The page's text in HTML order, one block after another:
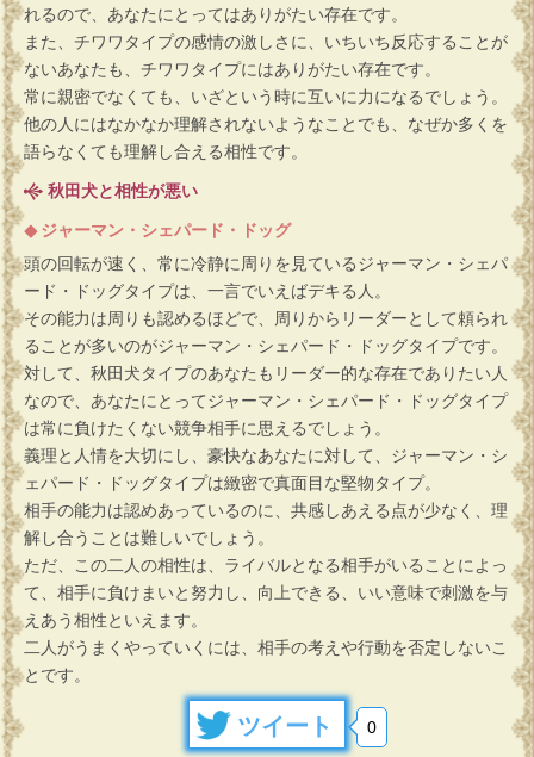
れるので、あなたにとってはありがたい存在です。
また、チワワタイプの感情の激しさに、いちいち反応することが
ないあなたも、チワワタイプにはありがたい存在です。
常に親密でなくても、いざという時に互いに力になるでしょう。
他の人にはなかなか理解されないようなことでも、なぜか多くを
語らなくても理解し合える相性です。
秋田犬と相性が悪い
ジャーマン・シェパード・ドッグ
頭の回転が速く、常に冷静に周りを見ているジャーマン・シェパ
ード・ドッグタイプは、一言でいえばデキる人。
その能力は周りも認めるほどで、周りからリーダーとして頼られ
ることが多いのがジャーマン・シェパード・ドッグタイプです。
対して、秋田犬タイプのあなたもリーダー的な存在でありたい人
なので、あなたにとってジャーマン・シェパード・ドッグタイプ
は常に負けたくない競争相手に思えるでしょう。
義理と人情を大切にし、豪快なあなたに対して、ジャーマン・シ
ェパード・ドッグタイプは緻密で真面目な堅物タイプ。
相手の能力は認めあっているのに、共感しあえる点が少なく、理
解し合うことは難しいでしょう。
ただ、この二人の相性は、ライバルとなる相手がいることによっ
て、相手に負けまいと努力し、向上できる、いい意味で刺激を与
えあう相性といえます。
二人がうまくやっていくには、相手の考えや行動を否定しないこ
とです。
ツイート 0